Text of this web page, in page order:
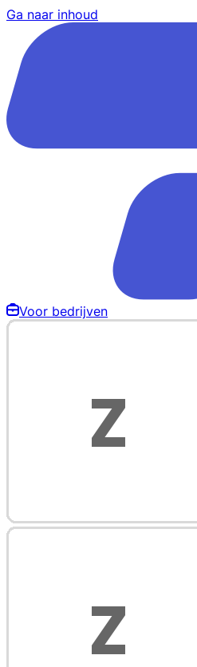
Ga naar inhoud
Voor bedrijven